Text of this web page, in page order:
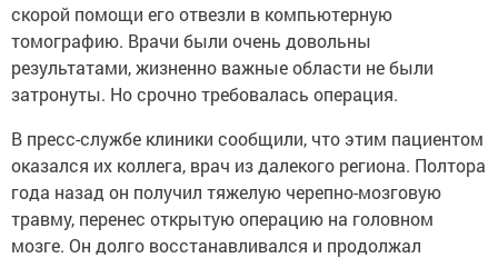
скорой помощи его отвезли в компьютерную
томографию. Врачи были очень довольны
результатами, жизненно важные области не были
затронуты. Но срочно требовалась операция.
В пресс-службе клиники сообщили, что этим пациентом
оказался их коллега, врач из далекого региона. Полтора
года назад он получил тяжелую черепно-мозговую
травму, перенес открытую операцию на головном
мозге. Он долго восстанавливался и продолжал